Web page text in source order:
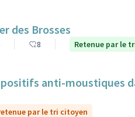
des Brosses
8 Retenue par le
anti-moustiques
par le tri citoyen